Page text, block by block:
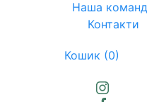
Наша
Контакти
Кошик (0)